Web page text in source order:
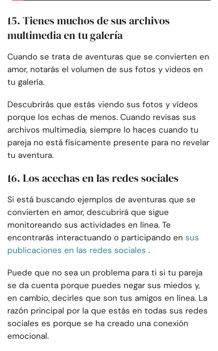
15. Tienes muchos de sus archivos
multimedia en tu galería
Cuando se trata de aventuras que se convierten en
amor, notarás el volumen de sus fotos y videos en
tu galería.
Descubrirás que estás viendo sus fotos y vídeos
porque los echas de menos. Cuando revisas sus
archivos multimedia, siempre lo haces cuando tu
pareja no está físicamente presente para no revelar
tu aventura.
16. Los acechas en las redes sociales
Si está buscando ejemplos de aventuras que se
convierten en amor, descubrirá que sigue
monitoreando sus actividades en línea. Te
encontrarás interactuando o participando en sus
publicaciones en las redes sociales .
Puede que no sea un problema para ti si tu pareja
se da cuenta porque puedes negar sus miedos y,
en cambio, decirles que son tus amigos en línea. La
razón principal por la que estás en todas sus redes
sociales es porque se ha creado una conexión
emocional.